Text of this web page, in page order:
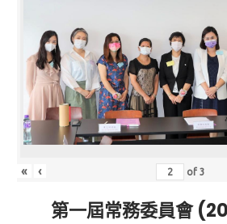
« ‹ of3
第一屆常務委員會